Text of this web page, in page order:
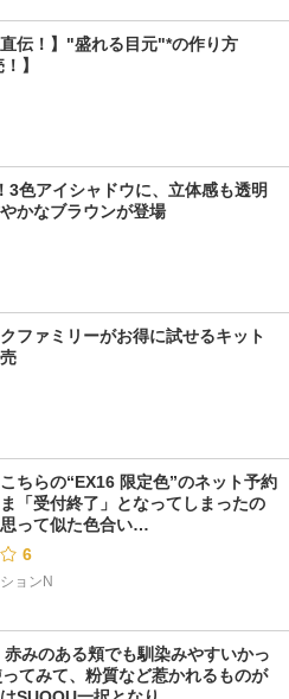
直伝！】"盛れる目元"*の作り方
】
3色アイシャドウに、立体感も透明
かなブラウンが登場
ファミリーがお得に試せるキット
ちらの“EX16 限定色”のネット予約
「受付終了」となってしまったの
って似た色合い…
6
ョンN
みのある頬でも馴染みやすいかっ
てみて、粉質など惹かれるものが